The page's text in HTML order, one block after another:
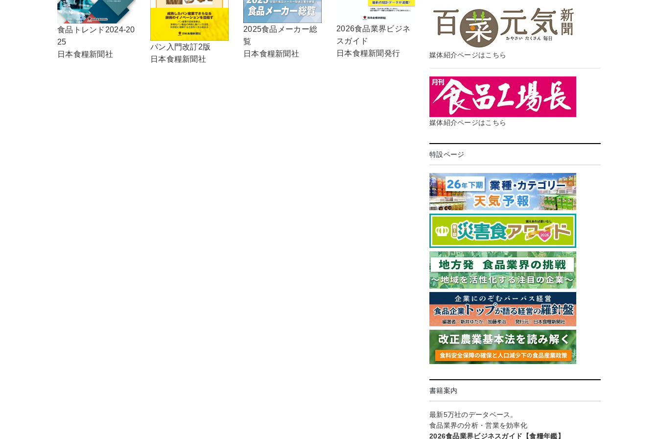
食品トレンド2024-20
25
日本食糧新聞社
パン入門改訂2版
日本食糧新聞社
2025食品メーカー総
覧
日本食糧新聞社
2026食品業界ビジネ
スガイド
日本食糧新聞発行
媒体紹介ページはこちら
媒体紹介ページはこちら
特設ページ
書籍案内
最新5万社のデータベース。
食品業界の分析・営業を効率化
2026食品業界ビジネスガイド【食糧年鑑】